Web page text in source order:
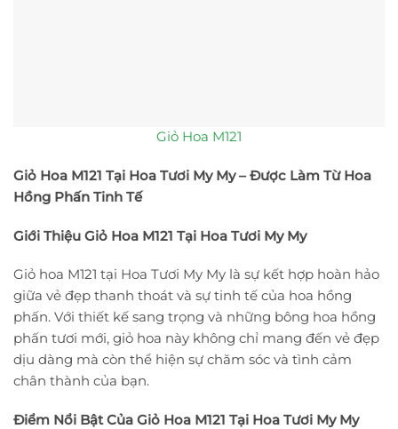
Giỏ Hoa M121
Giỏ Hoa M121 Tại Hoa Tươi My My – Được Làm Từ Hoa
Hồng Phấn Tinh Tế
Giới Thiệu Giỏ Hoa M121 Tại Hoa Tươi My My
Giỏ hoa M121 tại Hoa Tươi My My là sự kết hợp hoàn hảo
giữa vẻ đẹp thanh thoát và sự tinh tế của hoa hồng
phấn. Với thiết kế sang trọng và những bông hoa hồng
phấn tươi mới, giỏ hoa này không chỉ mang đến vẻ đẹp
dịu dàng mà còn thể hiện sự chăm sóc và tình cảm
chân thành của bạn.
Điểm Nổi Bật Của Giỏ Hoa M121 Tại Hoa Tươi My My